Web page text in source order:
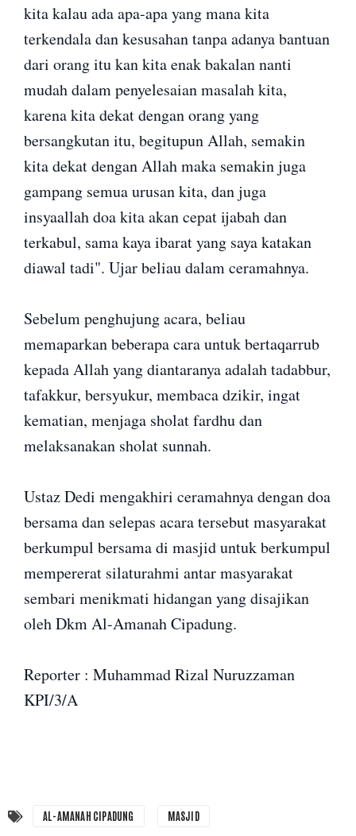
kita kalau ada apa-apa yang mana kita
terkendala dan kesusahan tanpa adanya bantuan
dari orang itu kan kita enak bakalan nanti
mudah dalam penyelesaian masalah kita,
karena kita dekat dengan orang yang
bersangkutan itu, begitupun Allah, semakin
kita dekat dengan Allah maka semakin juga
gampang semua urusan kita, dan juga
insyaallah doa kita akan cepat ijabah dan
terkabul, sama kaya ibarat yang saya katakan
diawal tadi". Ujar beliau dalam ceramahnya.
Sebelum penghujung acara, beliau
memaparkan beberapa cara untuk bertaqarrub
kepada Allah yang diantaranya adalah tadabbur,
tafakkur, bersyukur, membaca dzikir, ingat
kematian, menjaga sholat fardhu dan
melaksanakan sholat sunnah.
Ustaz Dedi mengakhiri ceramahnya dengan doa
bersama dan selepas acara tersebut masyarakat
berkumpul bersama di masjid untuk berkumpul
mempererat silaturahmi antar masyarakat
sembari menikmati hidangan yang disajikan
oleh Dkm Al-Amanah Cipadung.
Reporter : Muhammad Rizal Nuruzzaman
KPI/3/A
AL-AMANAH CIPADUNG MASJID